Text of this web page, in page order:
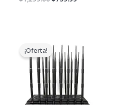
¡Oferta!
precio
original
era:
$2,399.00.
precio
actual
es:
$1,719.19.